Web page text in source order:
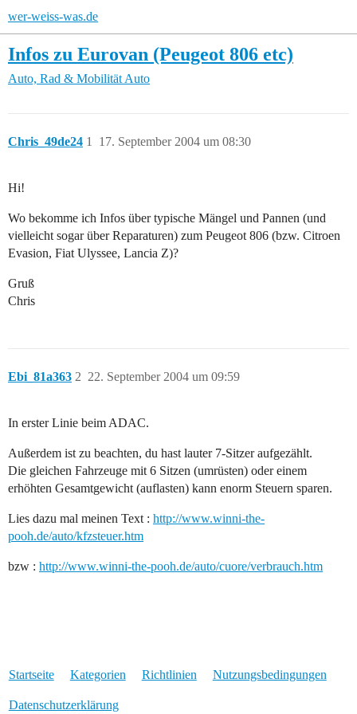
wer-weiss-was.de
Infos zu Eurovan (Peugeot 806 etc)
Auto, Rad & Mobilität Auto
Chris_49de24 17. September 2004 um 08:30
1
Hi!
Wo bekomme ich Infos über typische Mängel und Pannen (und
vielleicht sogar über Reparaturen) zum Peugeot 806 (bzw. Citroen
Evasion, Fiat Ulyssee, Lancia Z)?
Gruß
Chris
Ebi_81a363 22. September 2004 um 09:59
2
In erster Linie beim ADAC.
Außerdem ist zu beachten, du hast lauter 7-Sitzer aufgezählt.
Die gleichen Fahrzeuge mit 6 Sitzen (umrüsten) oder einem
erhöhten Gesamtgewicht (auflasten) kann enorm Steuern sparen.
Lies dazu mal meinen Text : http://www.winni-the-
pooh.de/auto/kfzsteuer.htm
bzw : http://www.winni-the-pooh.de/auto/cuore/verbrauch.htm
Startseite Kategorien Richtlinien Nutzungsbedingungen
Datenschutzerklärung